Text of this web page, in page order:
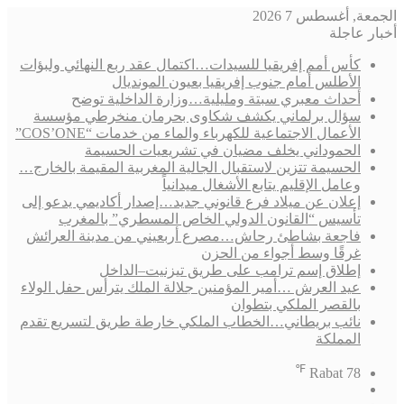
الجمعة, أغسطس 7 2026
أخبار عاجلة
كأس أمم إفريقيا للسيدات…اكتمال عقد ربع النهائي ولبؤات
الأطلس أمام جنوب إفريقيا بعيون المونديال
أحداث معبري سبتة ومليلية…وزارة الداخلية توضح
سؤال برلماني يكشف شكاوى بحرمان منخرطي مؤسسة
الأعمال الاجتماعية للكهرباء والماء من خدمات “COS’ONE”
الحموداني يخلف مضيان في تشريعيات الحسيمة
الحسيمة تتزين لاستقبال الجالية المغربية المقيمة بالخارج…
وعامل الإقليم يتابع الأشغال ميدانياً
إعلان عن ميلاد فرع قانوني جديد…إصدار أكاديمي يدعو إلى
تأسيس “القانون الدولي الخاص المسطري” بالمغرب
فاجعة بشاطئ رحاش…مصرع أربعيني من مدينة العرائش
غرقًا وسط أجواء من الحزن
إطلاق إسم ترامب على طريق تيزنيت–الداخل
عيد العرش …أمير المؤمنين جلالة الملك يترأس حفل الولاء
بالقصر الملكي بتطوان
نائب بريطاني…الخطاب الملكي خارطة طريق لتسريع تقدم
المملكة
Rabat 78
℉